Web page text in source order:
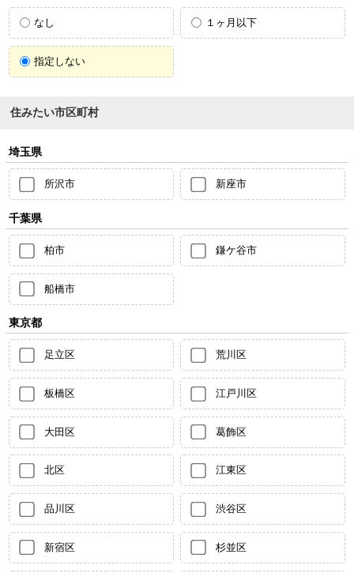
なし １ヶ月以下
指定しない
住みたい市区町村
埼玉県
所沢市 新座市
千葉県
柏市 鎌ケ谷市
船橋市
東京都
足立区 荒川区
板橋区 江戸川区
大田区 葛飾区
北区 江東区
品川区 渋谷区
新宿区 杉並区